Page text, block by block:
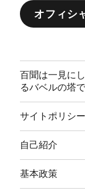
オフィシ
百聞は一見に
るバベルの塔で
サイトポリシー
自己紹介
基本政策